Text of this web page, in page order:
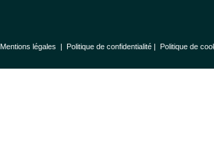
Mentions légales | Politique de confidentialité | Politique de